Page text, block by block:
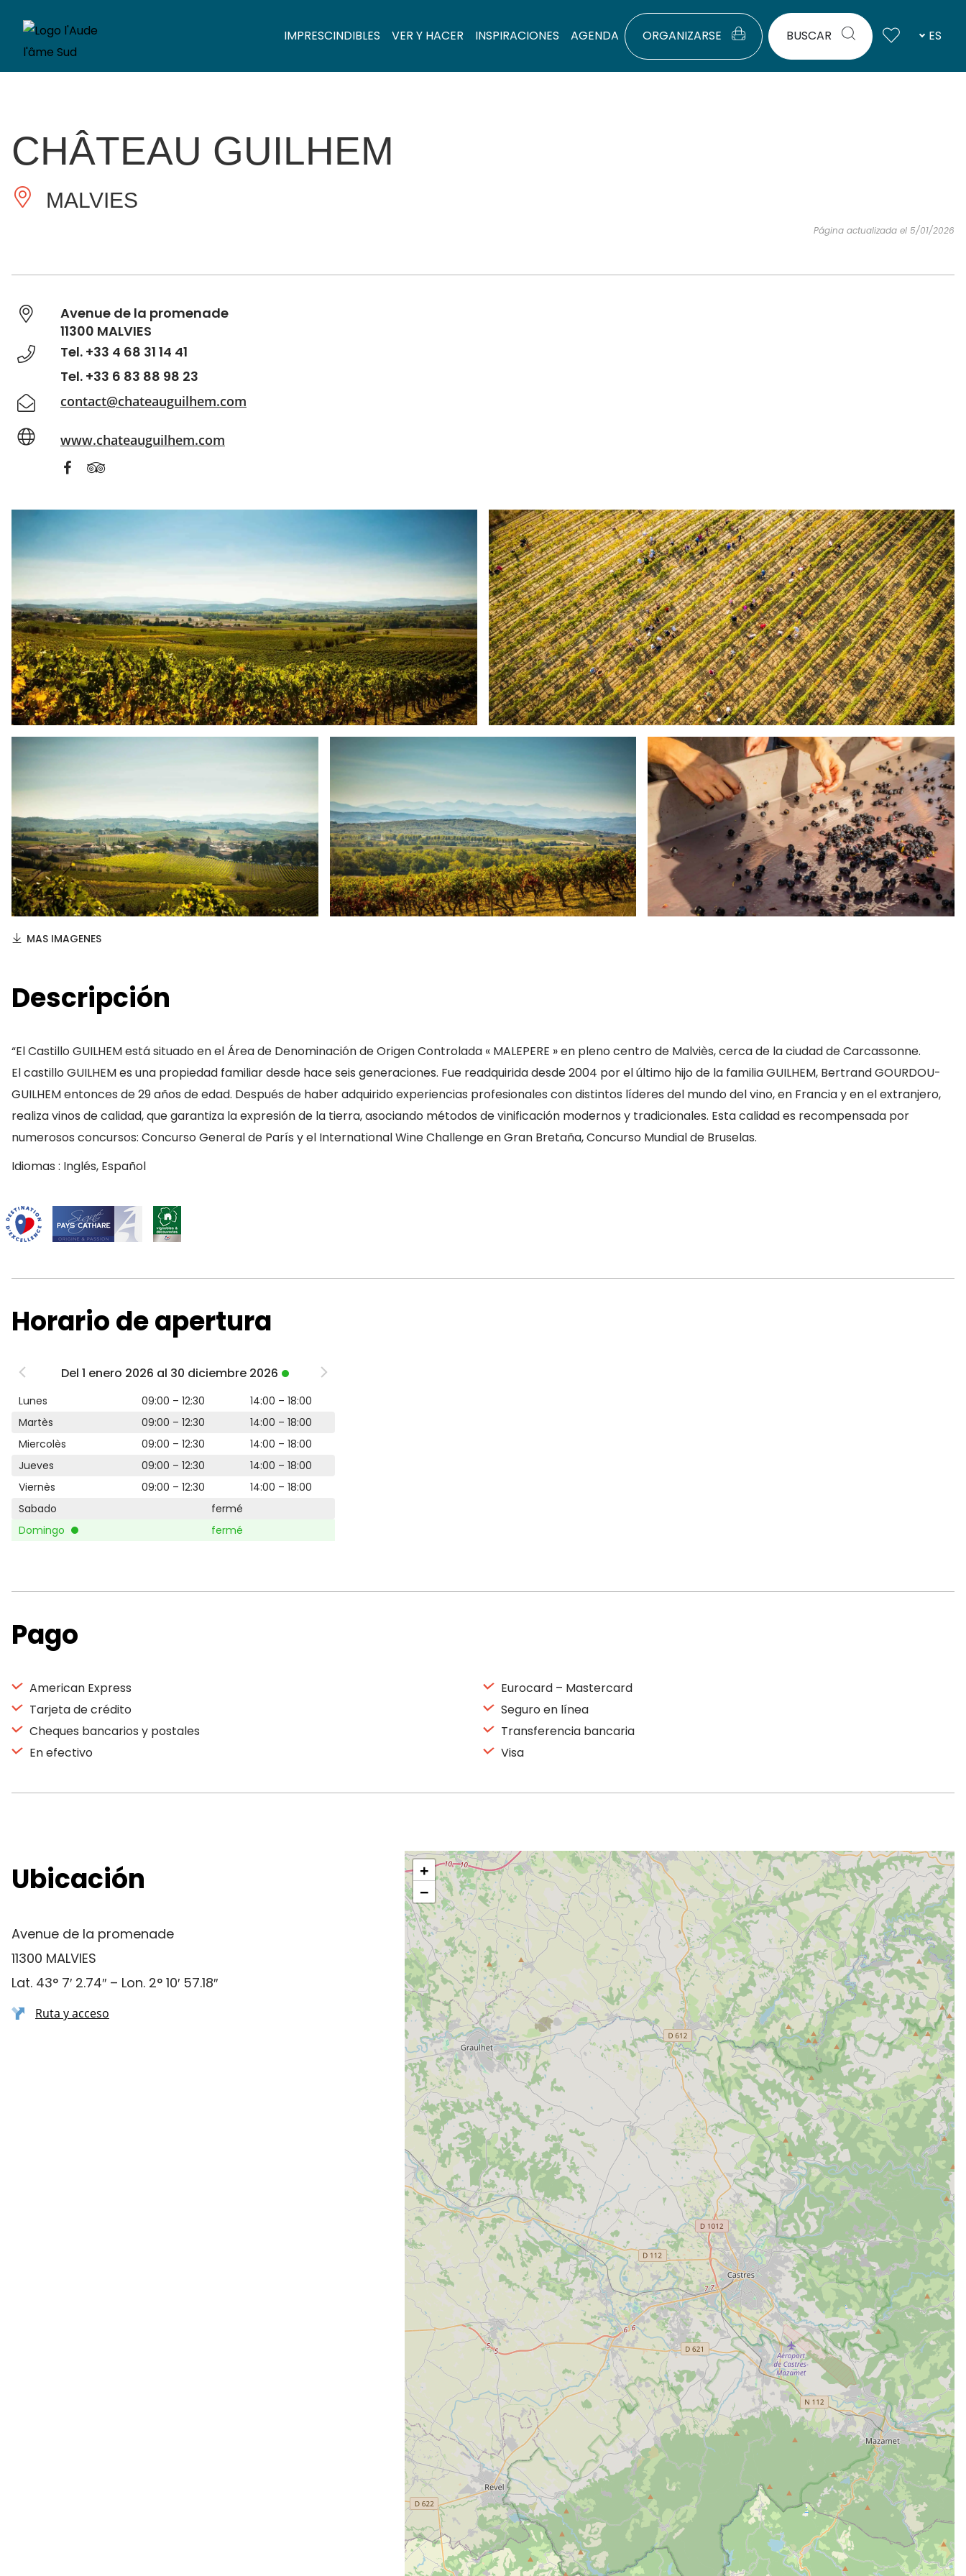
IMPRESCINDIBLES VER Y HACER INSPIRACIONES AGENDA ORGANIZARSE BUSCAR ES
CHÂTEAU GUILHEM
MALVIES
Página actualizada el 5/01/2026
Avenue de la promenade
11300 MALVIES
Tel. +33 4 68 31 14 41
Tel. +33 6 83 88 98 23
contact@chateauguilhem.com
www.chateauguilhem.com
MAS IMAGENES
Descripción
“El Castillo GUILHEM está situado en el Área de Denominación de Origen Controlada « MALEPERE » en pleno centro de Malviès, cerca de la ciudad de Carcassonne.
El castillo GUILHEM es una propiedad familiar desde hace seis generaciones. Fue readquirida desde 2004 por el último hijo de la familia GUILHEM, Bertrand GOURDOU-
GUILHEM entonces de 29 años de edad. Después de haber adquirido experiencias profesionales con distintos líderes del mundo del vino, en Francia y en el extranjero,
realiza vinos de calidad, que garantiza la expresión de la tierra, asociando métodos de vinificación modernos y tradicionales. Esta calidad es recompensada por
numerosos concursos: Concurso General de París y el International Wine Challenge en Gran Bretaña, Concurso Mundial de Bruselas.
Idiomas : Inglés, Español
Horario de apertura
Del 1 enero 2026 al 30 diciembre 2026
Lunes 09:00 – 12:30
14:00 – 18:00
Martès
09:00 – 12:30
14:00 – 18:00
Miercolès
09:00 – 12:30
14:00 – 18:00
Jueves
09:00 – 12:30
14:00 – 18:00
Viernès
09:00 – 12:30
14:00 – 18:00
Sabado
fermé
Domingo
fermé
Pago
American Express
Tarjeta de crédito
Cheques bancarios y postales
En efectivo
Eurocard – Mastercard
Seguro en línea
Transferencia bancaria
Visa
Ubicación
Avenue de la promenade
11300 MALVIES
Lat. 43° 7′ 2.74″ – Lon. 2° 10′ 57.18″
Ruta y acceso
+
−